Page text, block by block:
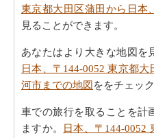
東京都大田区蒲田から日本
見ることができます。
あなたはより大きな地図を
日本、〒144-0052 東京都
河市までの地図ををチェッ
車での旅行を取ることを計
ますか。
日本、〒144-0052